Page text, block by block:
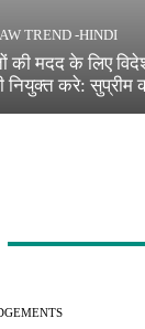
TREND -HINDI
की मदद के लिए
नियुक्त करे: सुप्रीम